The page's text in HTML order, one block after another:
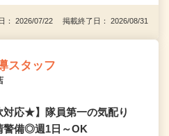
： 2026/07/22 掲載終了日： 2026/08/31
スタッフ
対応★】隊員第一の気配り
警備◎週1日～OK